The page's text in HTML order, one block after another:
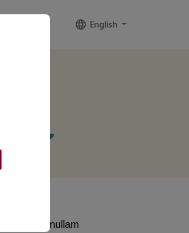
English
placerat nullam